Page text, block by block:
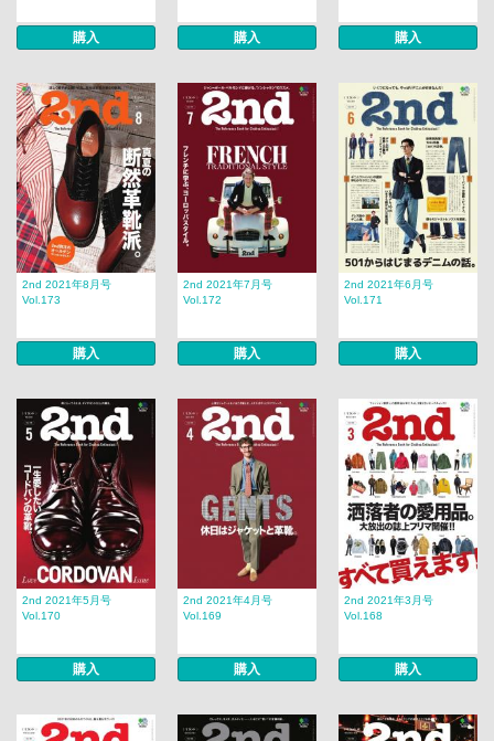
購入 購入 購入
2nd 2021年8月号
Vol.173
購入
2nd 2021年7月号
Vol.172
購入
2nd 2021年6月号
Vol.171
購入
2nd 2021年5月号
Vol.170
購入
2nd 2021年4月号
Vol.169
購入
2nd 2021年3月号
Vol.168
購入